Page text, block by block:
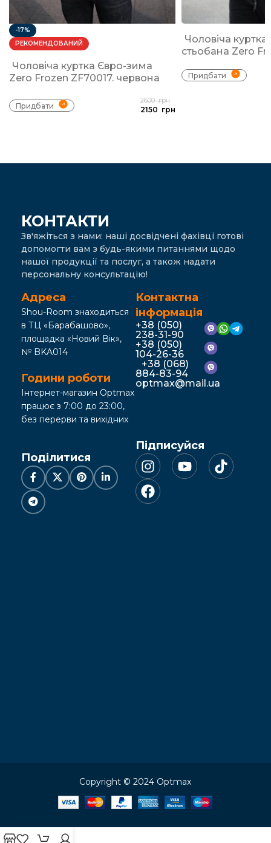
-17%
РЕКОМЕНДОВАНИЙ
Чоловіча куртка Євро-зима
Zero Frozen ZF70017. червона
Придбати
2600грн
2150 грн
Чоловіча
стьобана Zero
Придбати
КОНТАКТИ
Зв'яжіться з нами: наші досвідчені фахівці готові
допомогти вам з будь-якими питаннями щодо
нашої продукції та послуг, а також надати
персональну консультацію!
Адреса
Shou-Room знаходиться
в ТЦ «Барабашово»,
площадка «Новий Вік»,
№ BKA014
Години роботи
Інтернет-магазин Optmax
працює з 7:00 до 23:00,
без перерви та вихідних
Контактна
інформація
+38 (050)
238-31-90
+38 (050)
104-26-36
+38 (068)
884-83-94
optmax@mail.ua
Поділитися
Підписуйся
Copyright © 2024 Optmax